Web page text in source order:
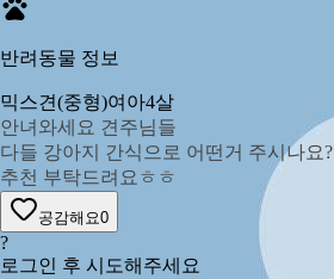
반려동물 정보
믹스견(중형)여아4살
안녀와세요 견주님들
다들 강아지 간식으로 어떤거 주시나요?
추천 부탁드려요ㅎㅎ
공감해요0
?
로그인 후 시도해주세요